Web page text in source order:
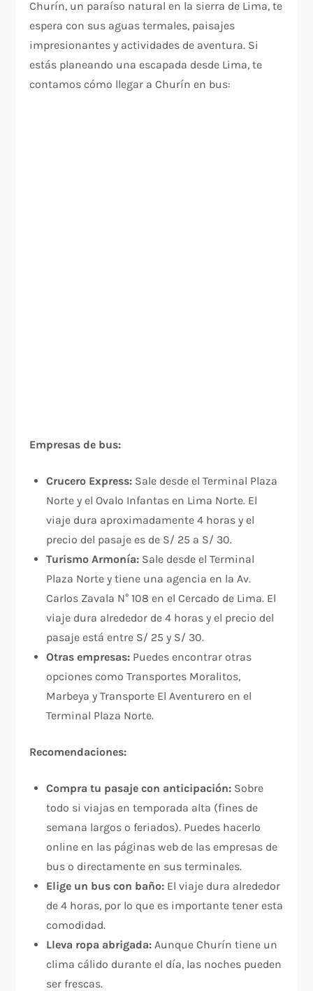
Churín, un paraíso natural en la sierra de Lima, te
espera con sus aguas termales, paisajes
impresionantes y actividades de aventura. Si
estás planeando una escapada desde Lima, te
contamos cómo llegar a Churín en bus:
Empresas de bus:
Crucero Express: Sale desde el Terminal Plaza
Norte y el Ovalo Infantas en Lima Norte. El
viaje dura aproximadamente 4 horas y el
precio del pasaje es de S/ 25 a S/ 30.
Turismo Armonía: Sale desde el Terminal
Plaza Norte y tiene una agencia en la Av.
Carlos Zavala N° 108 en el Cercado de Lima. El
viaje dura alrededor de 4 horas y el precio del
pasaje está entre S/ 25 y S/ 30.
Otras empresas: Puedes encontrar otras
opciones como Transportes Moralitos,
Marbeya y Transporte El Aventurero en el
Terminal Plaza Norte.
Recomendaciones:
Compra tu pasaje con anticipación: Sobre
todo si viajas en temporada alta (fines de
semana largos o feriados). Puedes hacerlo
online en las páginas web de las empresas de
bus o directamente en sus terminales.
Elige un bus con baño: El viaje dura alrededor
de 4 horas, por lo que es importante tener esta
comodidad.
Lleva ropa abrigada: Aunque Churín tiene un
clima cálido durante el día, las noches pueden
ser frescas.